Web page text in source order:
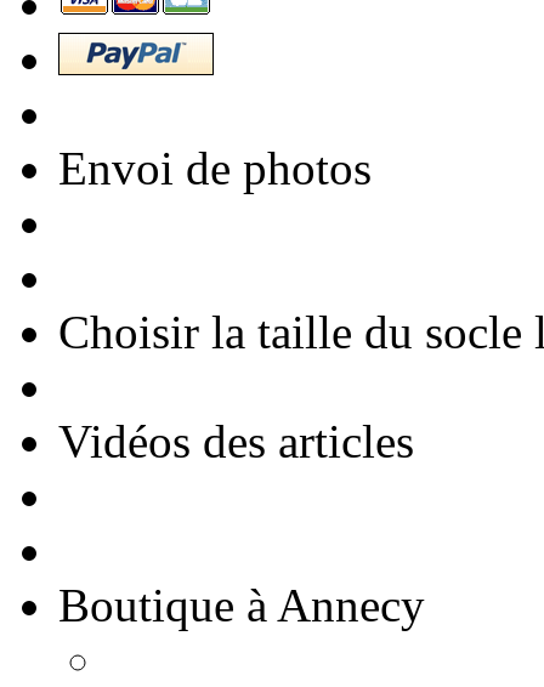
Envoi de photos
Choisir la taille du socle
Vidéos des articles
Boutique à Annecy